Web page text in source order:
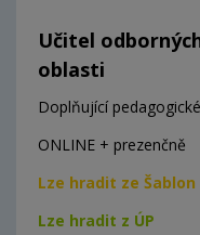
Učitel
oblasti
Doplňující
ONLINE + prezenčně
Lze hradit ze Šablon
Lze hradit z ÚP